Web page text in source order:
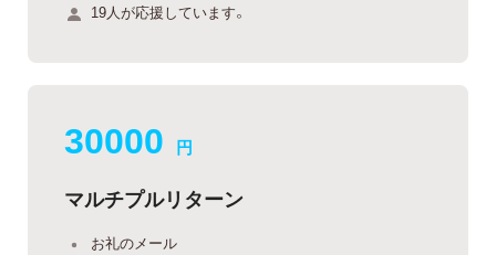
19人が応援しています。
30000 円
マルチプルリターン
お礼のメール